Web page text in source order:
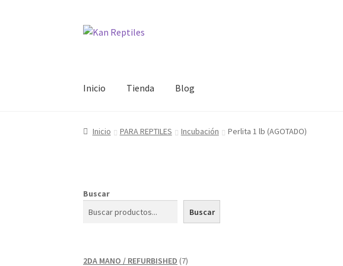
Ir
Ir
Inicio Tienda Blog
Inicio PARA REPTILES Incubación Perlita 1 lb (AGOTADO)
Buscar
Buscar
2DA MANO / REFURBISHED 77